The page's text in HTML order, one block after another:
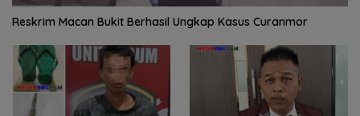
Reskrim Macan Bukit Berhasil Ungkap Kasus Curanmor